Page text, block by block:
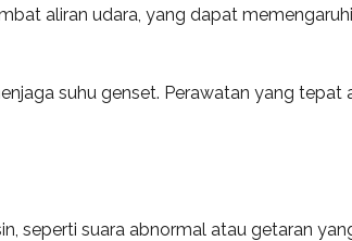
aliran udara, yang dapat
suhu genset. Perawatan yang tepat
seperti suara abnormal atau getaran